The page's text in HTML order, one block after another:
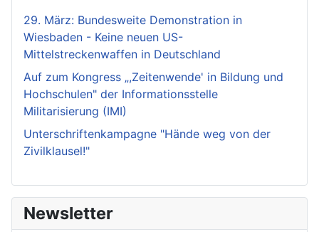
29. März: Bundesweite Demonstration in
Wiesbaden - Keine neuen US-
Mittelstreckenwaffen in Deutschland
Auf zum Kongress „,Zeitenwende' in Bildung und
Hochschulen" der Informationsstelle
Militarisierung (IMI)
Unterschriftenkampagne "Hände weg von der
Zivilklausel!"
Newsletter